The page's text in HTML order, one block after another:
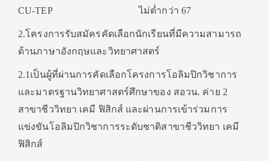
CU-TEP ไม่ต่ำกว่า 67
2.โครงการรับสมัครคัดเลือกนักเรียนที่มีความสามารถ
ด้านภาษาอังกฤษและวิทยาศาสตร์
2.1เป็นผู้ที่ผ่านการคัดเลือกโครงการโอลิมปิกวิชาการ
และมาตรฐานวิทยาศาสตร์ศึกษาของ สอวน. ค่าย 2
สาขาชีววิทยา เคมี ฟิสิกส์ และผ่านการเข้าร่วมการ
แข่งขันโอลิมปิกวิชาการระดับชาติสาขาชีววิทยา เคมี
ฟิสิกส์